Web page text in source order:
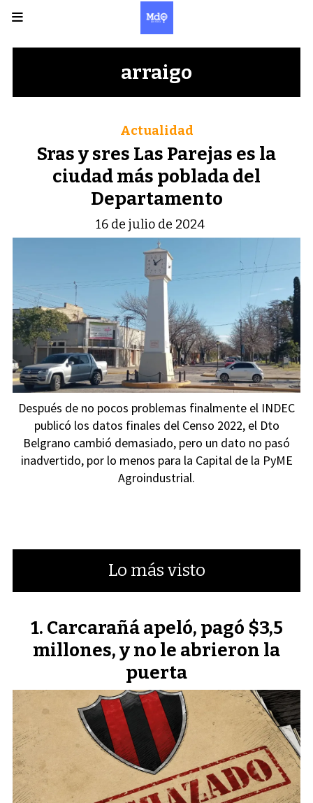
arraigo
Sras y sres Las Parejas es la
ciudad más poblada del
Departamento
Actualidad
16 de julio de 2024
Después de no pocos problemas finalmente el INDEC
publicó los datos finales del Censo 2022, el Dto
Belgrano cambió demasiado, pero un dato no pasó
inadvertido, por lo menos para la Capital de la PyME
Agroindustrial.
Lo más visto
Carcarañá apeló, pagó $3,5
millones, y no le abrieron la
puerta